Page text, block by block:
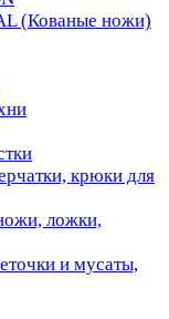
(Кованые ножи)
крюки для
ложки,
и мусаты,